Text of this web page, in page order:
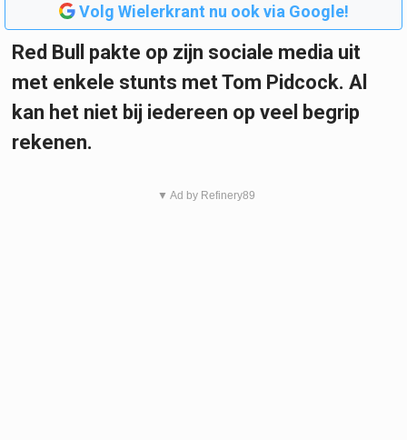
Volg Wielerkrant nu ook via Google!
Red Bull pakte op zijn sociale media uit
met enkele stunts met Tom Pidcock. Al
kan het niet bij iedereen op veel begrip
rekenen.
▼ Ad by Refinery89